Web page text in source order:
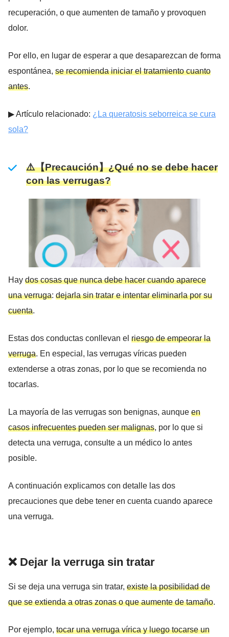
recuperación, o que aumenten de tamaño y provoquen
dolor.
Por ello, en lugar de esperar a que desaparezcan de forma
espontánea, se recomienda iniciar el tratamiento cuanto
antes.
▶︎ Artículo relacionado: ¿La queratosis seborreica se cura
sola?
⚠️【Precaución】¿Qué no se debe hacer
con las verrugas?
Hay dos cosas que nunca debe hacer cuando aparece
una verruga: dejarla sin tratar e intentar eliminarla por su
cuenta.
Estas dos conductas conllevan el riesgo de empeorar la
verruga. En especial, las verrugas víricas pueden
extenderse a otras zonas, por lo que se recomienda no
tocarlas.
La mayoría de las verrugas son benignas, aunque en
casos infrecuentes pueden ser malignas, por lo que si
detecta una verruga, consulte a un médico lo antes
posible.
A continuación explicamos con detalle las dos
precauciones que debe tener en cuenta cuando aparece
una verruga.
❌ Dejar la verruga sin tratar
Si se deja una verruga sin tratar, existe la posibilidad de
que se extienda a otras zonas o que aumente de tamaño.
Por ejemplo, tocar una verruga vírica y luego tocarse un